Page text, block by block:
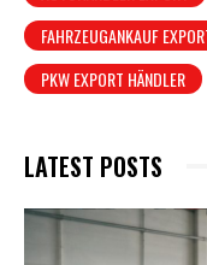
FAHRZEUGANKAUF
PKW EXPORT HÄNDLER
LATEST POSTS